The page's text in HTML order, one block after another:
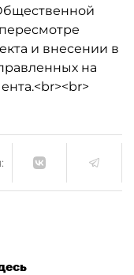
и внесении в
на